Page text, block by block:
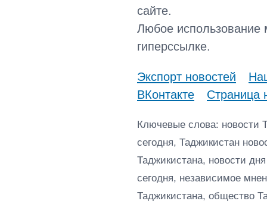
сайте.
Любое использование
гиперссылке.
Экспорт новостей
ВКонтакте
Страница
Ключевые слова: новости
сегодня, Таджикистан
Таджикистана, новости
сегодня, независимое
Таджикистана, общество